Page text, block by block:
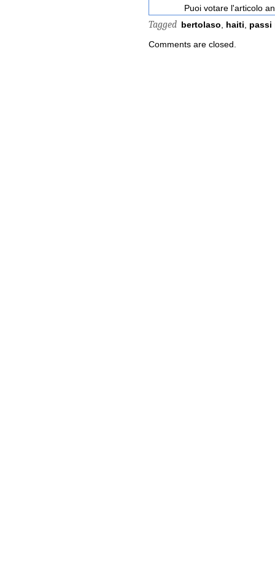
Puoi votare l'articolo
Tagged bertolaso haiti
passi
Comments are closed.